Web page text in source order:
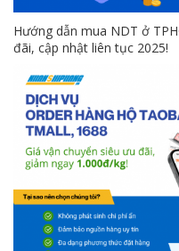
Hướng dẫn mua NDT ở
đãi, cập nhật liên tục 2025!